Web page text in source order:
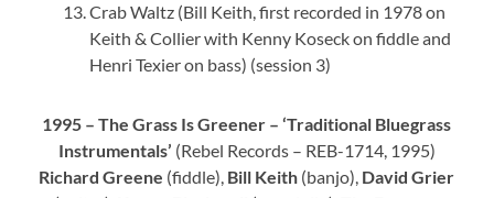
Crab Waltz (Bill Keith, first recorded in 1978 on
Keith & Collier with Kenny Koseck on fiddle and
Henri Texier on bass) (session 3)
1995 – The Grass Is Greener – ‘Traditional Bluegrass
Instrumentals’ (Rebel Records – REB-1714, 1995)
Richard Greene (fiddle), Bill Keith (banjo), David Grier